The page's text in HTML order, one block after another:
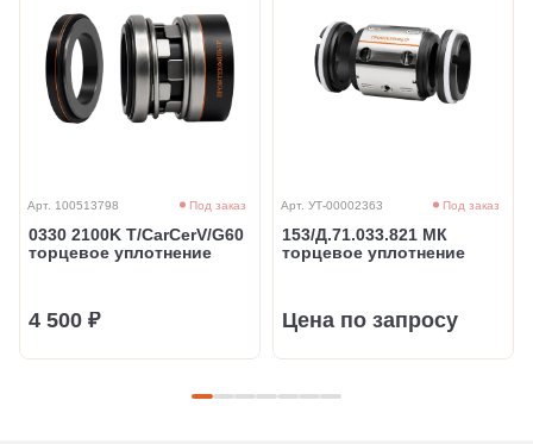
Арт. 100513798 Под заказ
0330 2100K T/CarCerV/G60
торцевое уплотнение
4 500 ₽
Арт. УТ-00002363 Под заказ
153/Д.71.033.821 МК
торцевое уплотнение
Цена по запросу